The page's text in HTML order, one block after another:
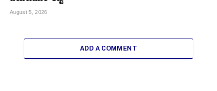
August 5, 2026
ADD A COMMENT